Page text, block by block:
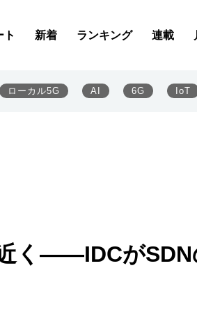
ト 新着 ランキング 連載
ローカル5G AI 6G IoT
く――IDCがSDN